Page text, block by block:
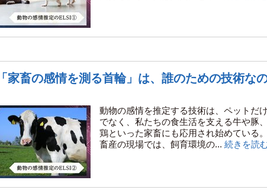
家畜の感情を測る首輪」は、誰のための技術な
動物の感情を推定する技術は、ペットだけ
でなく、私たちの食生活を支える牛や豚、
鶏といった家畜にも応用され始めている。
畜産の現場では、飼育環境の... 続きを読